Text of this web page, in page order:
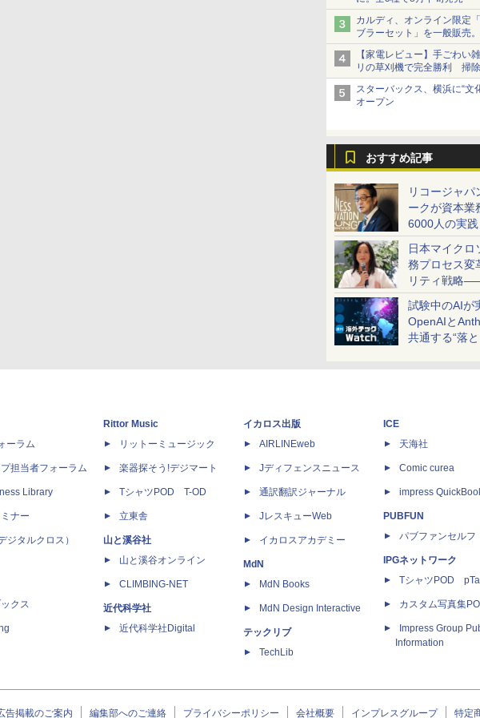
カルディ、オンライン限定
ブラーセット」を一般販売
当選無効分
【家電レビュー】手ごわい
リの草刈機で完全勝利 掃
スターバックス、横浜に“文
オープン
おすすめ記事
リコージャパ
ークが資本業
6000人の実践
かした「AI商
RICOH」を展
日本マイクロ
務プロセス変
リティ戦略
が2027年度
試験中のAI
OpenAIと
共通する“落
ーラム
担当者フォーラム
Library
ナー
ジタルクロス）
クス
Rittor Music
リットーミュージック
楽器探そう!デジマート
TシャツPOD T-OD
立東舎
山と溪谷社
山と溪谷オンライン
CLIMBING-NET
近代科学社
近代科学社Digital
イカロス出版
AIRLINEweb
Jディフェンスニュース
通訳翻訳ジャーナル
JレスキューWeb
イカロスアカデミー
MdN
MdN Books
MdN Design Interactive
テックリブ
TechLib
ICE
天海社
Comic curea
impress
PUBFUN
パブファンセルフ
IPGネットワーク
TシャツPOD
カスタム写真集
Impress Group
Information
告掲載のご案内 編集部へのご連絡 プライバシーポリシー 会社概要 インプレスグループ 特定